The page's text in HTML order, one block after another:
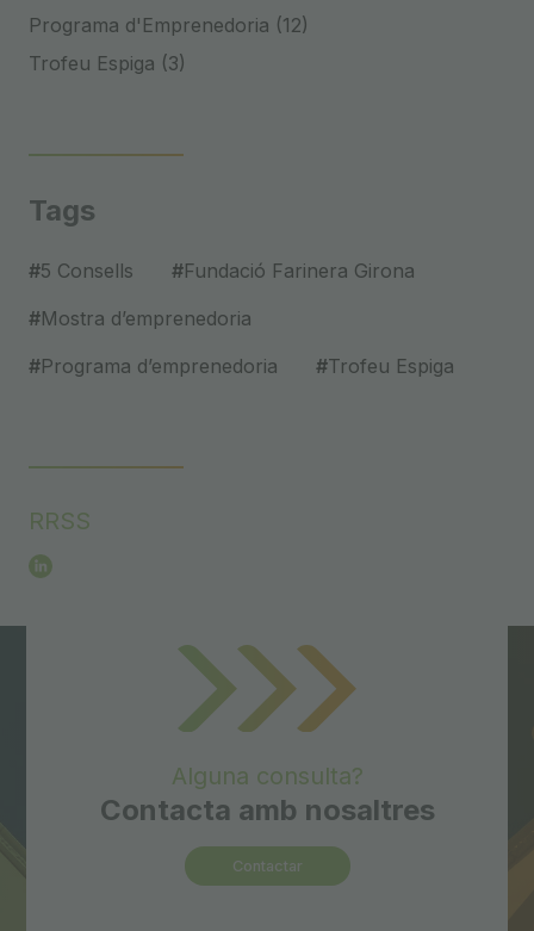
Programa d'Emprenedoria (12)
Trofeu Espiga (3)
Tags
#5 Consells #Fundació Farinera Girona
#Mostra dʼemprenedoria
#Programa dʼemprenedoria #Trofeu Espiga
RRSS
Alguna consulta?
Contacta amb nosaltres
Contactar